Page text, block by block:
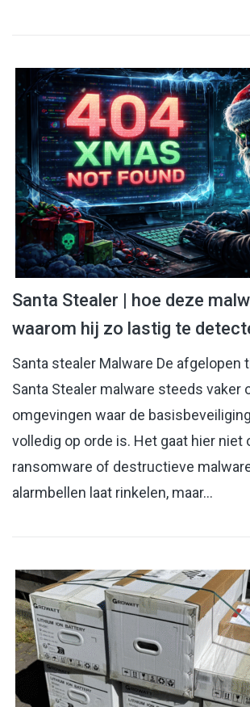
Santa Stealer | hoe deze
waarom hij zo lastig te
Santa stealer Malware De afgelopen
Santa Stealer malware steeds vaker
omgevingen waar de
volledig op orde is. Het gaat hier niet
ransomware of destructieve
alarmbellen laat rinkelen, maar…